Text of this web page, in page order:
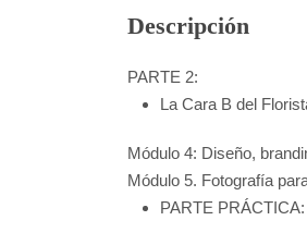
Descripción
PARTE 2:
La Cara B del
Módulo 4: Diseño,
Módulo 5. Fotografía
PARTE